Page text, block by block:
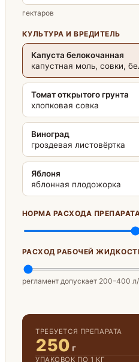
гектаров
КУЛЬТУРА И ВРЕДИТЕЛЬ
Капуста белокочанная
капустная моль, совки,
Томат открытого грунта
хлопковая совка
Виноград
гроздевая листовёртка
Яблоня
яблонная плодожорка
НОРМА РАСХОДА
РАСХОД РАБОЧЕЙ
регламент допускает 200–400
ТРЕБУЕТСЯ ПРЕПАРАТА
250 г
УПАКОВОК ПО 1 КГ